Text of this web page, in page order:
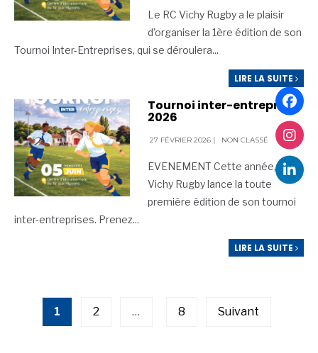
Le RC Vichy Rugby a le plaisir
d’organiser la 1ère édition de son
Tournoi Inter-Entreprises, qui se déroulera...
LIRE LA SUITE
Tournoi inter-entreprises
2026
27 FÉVRIER 2026 NON CLASSÉ
EVENEMENT Cette année, le RC
Vichy Rugby lance la toute
première édition de son tournoi
inter-entreprises. Prenez...
LIRE LA SUITE
publications
1 2 … 8 Suivant